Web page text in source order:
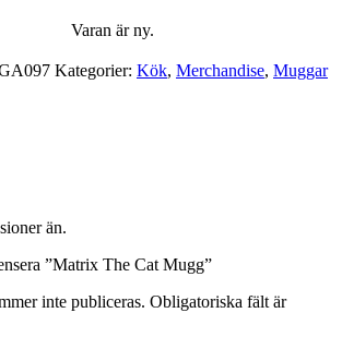
Varan är ny.
Kategorier: Kök, Merchandise, Muggar
än.
”Matrix The Cat Mugg”
inte publiceras. Obligatoriska fält är